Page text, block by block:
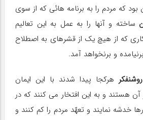
بود که مردم را به برنامه هائى که از سوى
ساخته و آنها را به عمل به این تعالیم
کارى که از هیچ یک از قشرهاى به اصطلاح
و برنخواهد آمد.
روشنفکر هرکجا پیدا شدند با این ایمان
آن هستند و به این افتخار مى کنند که در
خدشه نمایند و تعهّد مردم را کم کنند و